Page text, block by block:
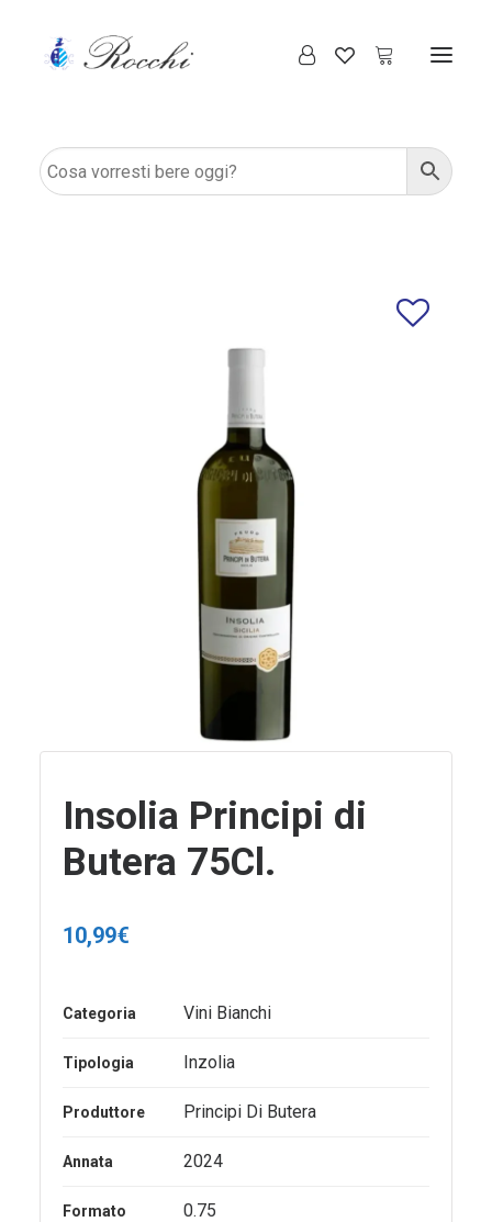
Insolia Principi di
Butera 75Cl.
10,99€
Categoria Vini Bianchi
Tipologia Inzolia
Produttore Principi Di Butera
Annata 2024
Formato 0.75